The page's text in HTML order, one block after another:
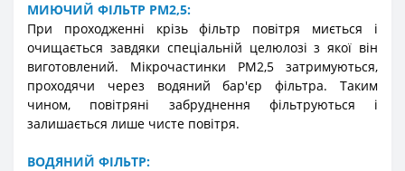
МИЮЧИЙ ФІЛЬТР РМ2,5:
При проходженні крізь фільтр повітря миється і
очищається завдяки спеціальній целюлозі з якої він
виготовлений. Мікрочастинки РМ2,5 затримуються,
проходячи через водяний бар'єр фільтра. Таким
чином, повітряні забруднення фільтруються і
залишається лише чисте повітря.
ВОДЯНИЙ ФІЛЬТР: